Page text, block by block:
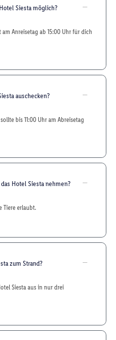
Siesta möglich?
Anreisetag ab 15:00 Uhr für dich
auschecken?
bis 11:00 Uhr am Abreisetag
Hotel Siesta nehmen?
Tiere erlaubt.
zum Strand?
Siesta aus in nur drei